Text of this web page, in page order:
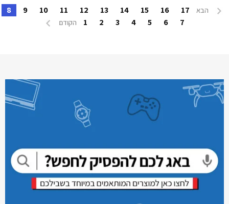
הבא 17
16
15
14
13
12
11
10
9
8
7
6
5
4
3
2
1 הקודם